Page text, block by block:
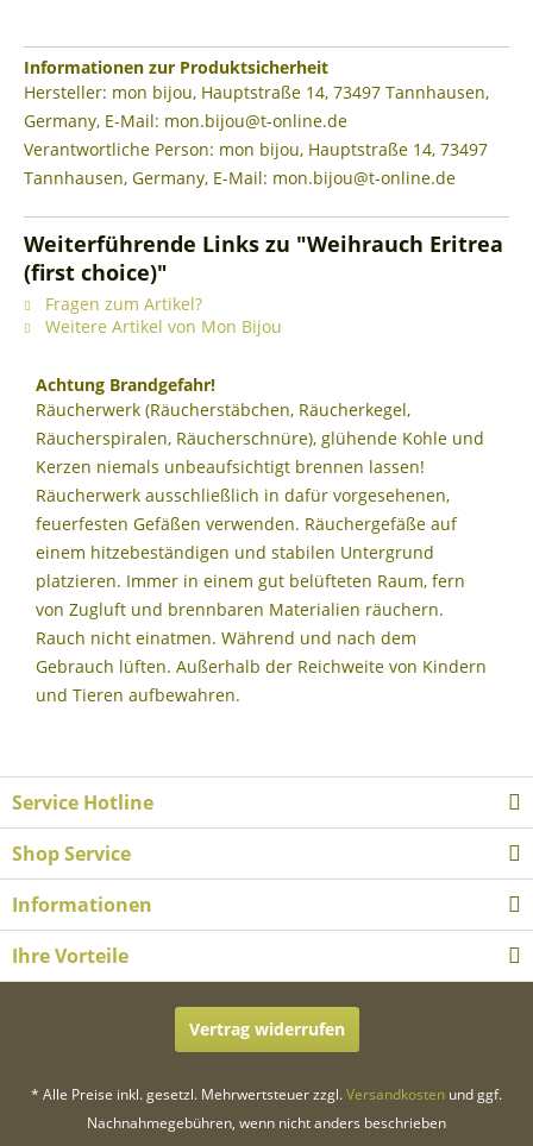
Informationen zur Produktsicherheit
Hersteller: mon bijou, Hauptstraße 14, 73497 Tannhausen,
Germany, E-Mail: mon.bijou@t-online.de
Verantwortliche Person: mon bijou, Hauptstraße 14, 73497
Tannhausen, Germany, E-Mail: mon.bijou@t-online.de
Weiterführende Links zu "Weihrauch Eritrea
(first choice)"
Fragen zum Artikel?
Weitere Artikel von Mon Bijou
Achtung Brandgefahr!
Räucherwerk (Räucherstäbchen, Räucherkegel,
Räucherspiralen, Räucherschnüre), glühende Kohle und
Kerzen niemals unbeaufsichtigt brennen lassen!
Räucherwerk ausschließlich in dafür vorgesehenen,
feuerfesten Gefäßen verwenden. Räuchergefäße auf
einem hitzebeständigen und stabilen Untergrund
platzieren. Immer in einem gut belüfteten Raum, fern
von Zugluft und brennbaren Materialien räuchern.
Rauch nicht einatmen. Während und nach dem
Gebrauch lüften. Außerhalb der Reichweite von Kindern
und Tieren aufbewahren.
Service Hotline
Shop Service
Informationen
Ihre Vorteile
Vertrag widerrufen
* Alle Preise inkl. gesetzl. Mehrwertsteuer zzgl.Versandkosten und ggf.
Nachnahmegebühren, wenn nicht anders beschrieben